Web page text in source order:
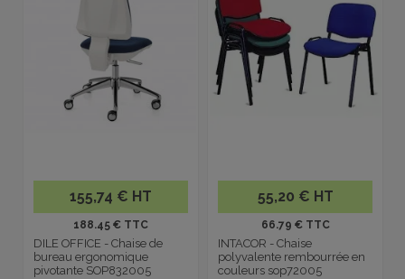
155,74 € HT
188.45 € TTC
DILE OFFICE - Chaise de
bureau ergonomique
pivotante SOP832005
55,20 € HT
66.79 € TTC
INTACOR - Chaise
polyvalente rembourrée en
couleurs sop72005